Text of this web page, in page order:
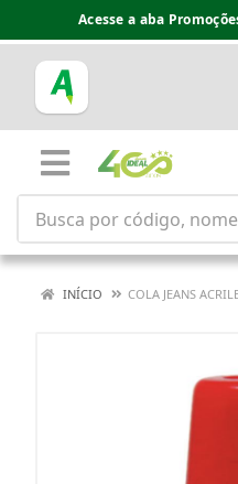
Acesse a aba
INÍCIO COLA JEANS